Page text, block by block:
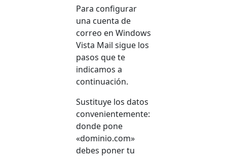
Para configurar
una cuenta de
correo en Windows
Vista Mail sigue los
pasos que te
indicamos a
continuación.
Sustituye los datos
convenientemente:
donde pone
«dominio.com»
debes poner tu